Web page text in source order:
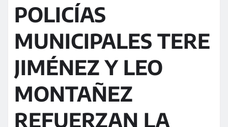
POLICÍAS
MUNICIPALES TERE
JIMÉNEZ Y LEO
MONTAÑEZ
REFUERZAN LA